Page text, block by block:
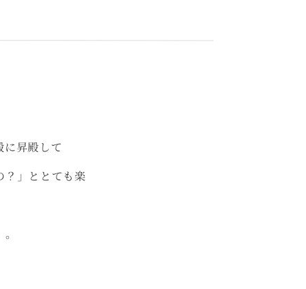
に昇殿して
？」ととても楽